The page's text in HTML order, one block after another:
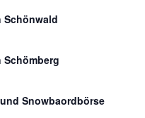
Schönwald
Schömberg
Snowbaordbörse